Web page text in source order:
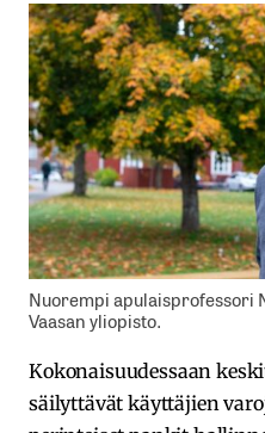
Nuorempi apulaisprofessori
Vaasan yliopisto.
Kokonaisuudessaan
säilyttävät käyttäjien